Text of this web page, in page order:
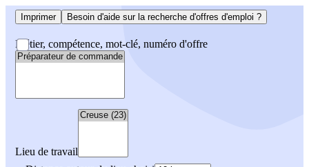
Imprimer Besoin d'aide sur la recherche d'offres d'emploi ?
Métier, compétence, mot-clé, numéro d'offre
Lieu de travail